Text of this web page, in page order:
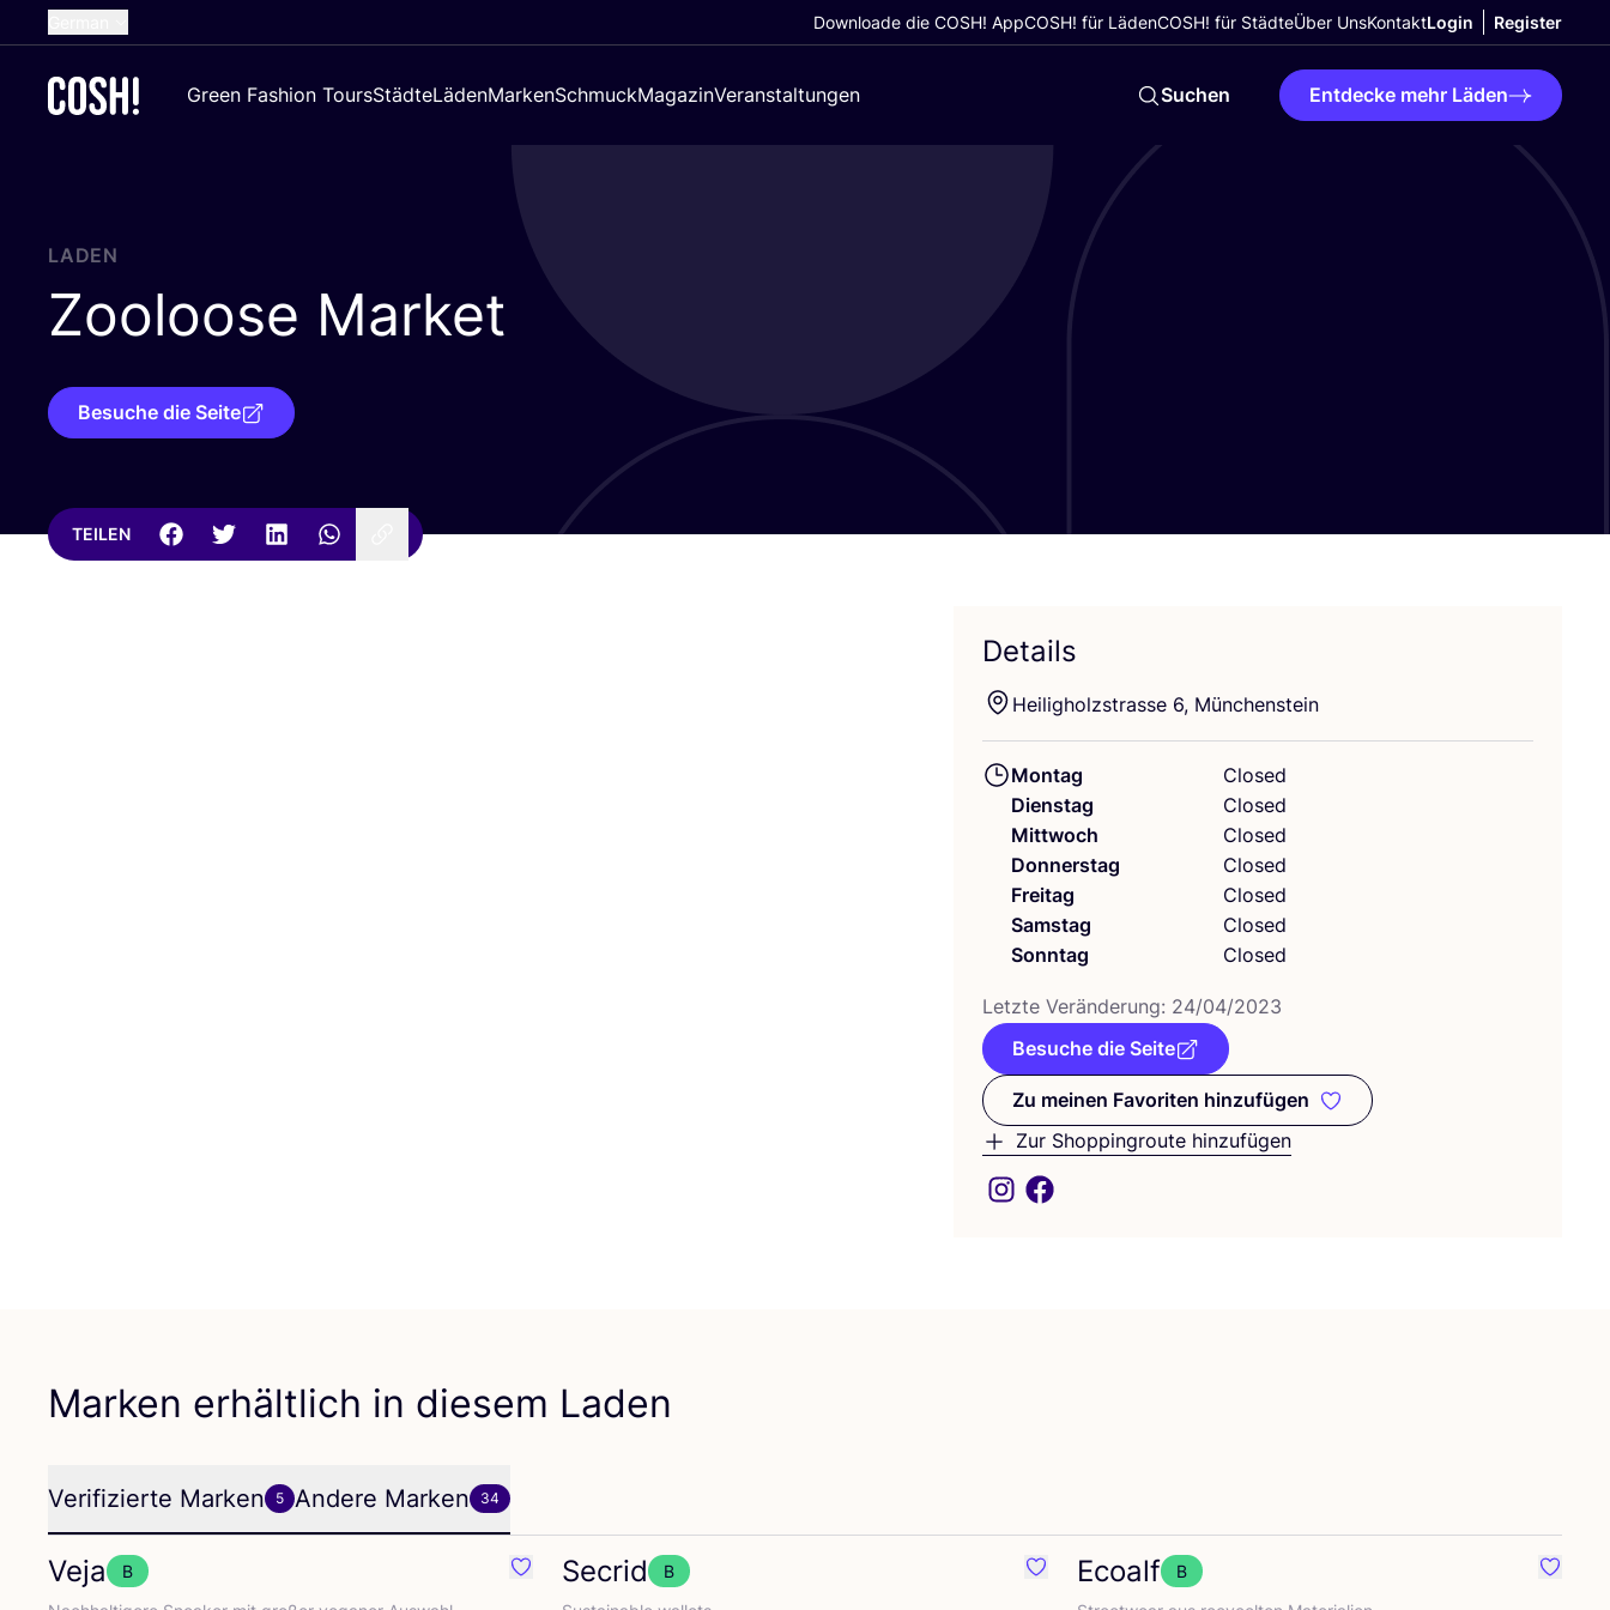
Dutch
Croatian
Downloade die COSH! AppCOSH! für LädenCOSH! für StädteÜber UnsKontaktLogin Register
Green Fashion ToursStädteLädenMarkenSchmuckMagazinVeranstaltungen Suchen Entdecke mehr Läden
LADEN
Zooloose Market
Besuche die Seite
TEILEN
Details
Hei­lig­holz­stras­se 6, Münchenstein
Montag
Closed
Dienstag
Closed
Mittwoch
Closed
Donnerstag
Closed
Freitag
Closed
Samstag
Closed
Sonntag
Closed
Letz­te Ver­än­de­rung: 24/04/2023
Besuche die Seite
Zu meinen Favoriten hinzufügen
Zu meinen Favoriten hinzufügen
Zur Shoppingroute hinzufügen
Marken erhältlich in diesem Laden
Verifizierte Marken 5 Andere Marken 34
Veja
B
Favorit Veja
Secrid
B
Favorit Secrid
Ecoalf
B
Favorit